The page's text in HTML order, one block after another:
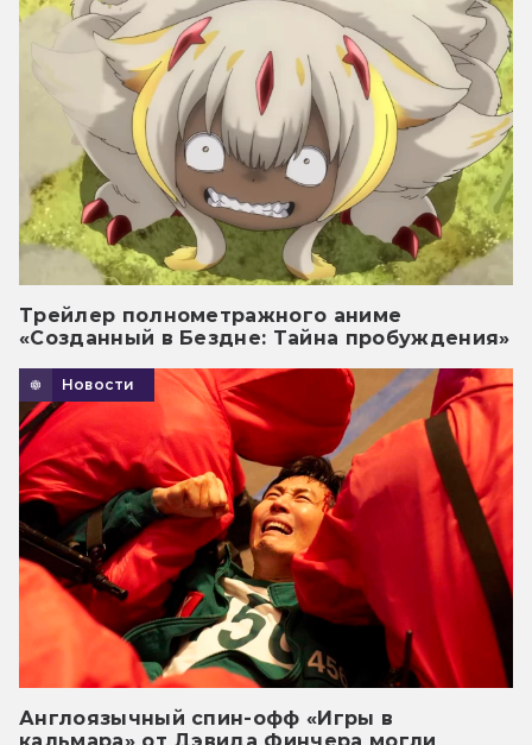
Трейлер полнометражного аниме
«Созданный в Бездне: Тайна пробуждения»
Новости
Англоязычный спин-офф «Игры в
кальмара» от Дэвида Финчера могли